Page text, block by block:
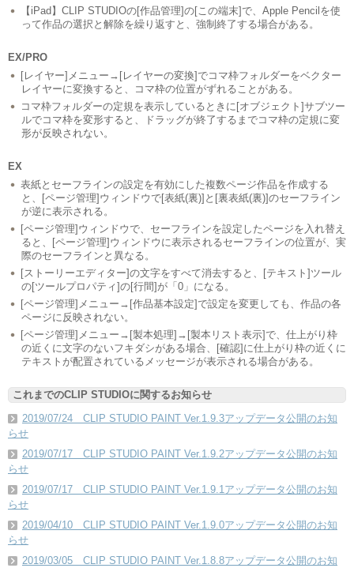
【iPad】CLIP STUDIOの[作品管理]の[この端末]で、Apple Pencilを使
って作品の選択と解除を繰り返すと、強制終了する場合がある。
EX/PRO
[レイヤー]メニュー→[レイヤーの変換]でコマ枠フォルダーをベクター
レイヤーに変換すると、コマ枠の位置がずれることがある。
コマ枠フォルダーの定規を表示しているときに[オブジェクト]サブツー
ルでコマ枠を変形すると、ドラッグが終了するまでコマ枠の定規に変
形が反映されない。
EX
表紙とセーフラインの設定を有効にした複数ページ作品を作成する
と、[ページ管理]ウィンドウで[表紙(裏)]と[裏表紙(裏)]のセーフライン
が逆に表示される。
[ページ管理]ウィンドウで、セーフラインを設定したページを入れ替え
ると、[ページ管理]ウィンドウに表示されるセーフラインの位置が、実
際のセーフラインと異なる。
[ストーリーエディター]の文字をすべて消去すると、[テキスト]ツール
の[ツールプロパティ]の[行間]が「0」になる。
[ページ管理]メニュー→[作品基本設定]で設定を変更しても、作品の各
ページに反映されない。
[ページ管理]メニュー→[製本処理]→[製本リスト表示]で、仕上がり枠
の近くに文字のないフキダシがある場合、[確認]に仕上がり枠の近くに
テキストが配置されているメッセージが表示される場合がある。
これまでのCLIP STUDIOに関するお知らせ
2019/07/24 CLIP STUDIO PAINT Ver.1.9.3アップデータ公開のお知
らせ
2019/07/17 CLIP STUDIO PAINT Ver.1.9.2アップデータ公開のお知
らせ
2019/07/17 CLIP STUDIO PAINT Ver.1.9.1アップデータ公開のお知
らせ
2019/04/10 CLIP STUDIO PAINT Ver.1.9.0アップデータ公開のお知
らせ
2019/03/05 CLIP STUDIO PAINT Ver.1.8.8アップデータ公開のお知